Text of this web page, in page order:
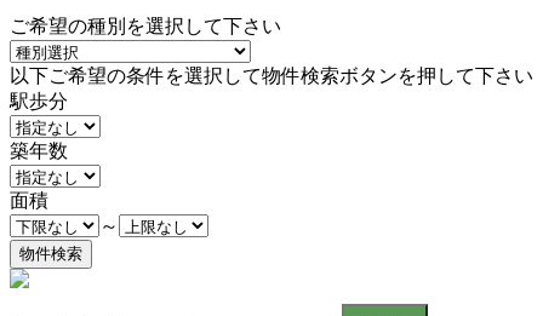
ご希望の種別を選択して下さい
以下ご希望の条件を選択して物件検索ボタンを押して下さい
駅歩分
築年数
面積
～